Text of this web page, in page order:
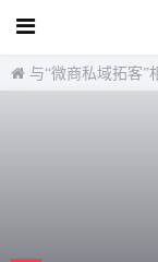
与“微商私域拓客”